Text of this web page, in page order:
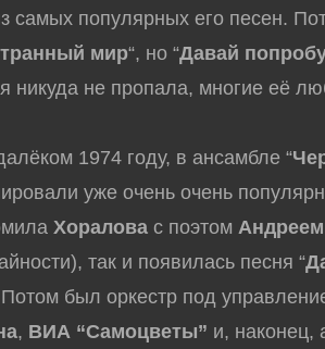
самых популярных его песен.
мир“, но “Давай
никуда не пропала, многие её
1974 году, в ансамбле “
уже очень очень
Хоралова с поэтом
так и появилась песня “
Потом был оркестр под
, ВИА “Самоцветы” и, наконец,